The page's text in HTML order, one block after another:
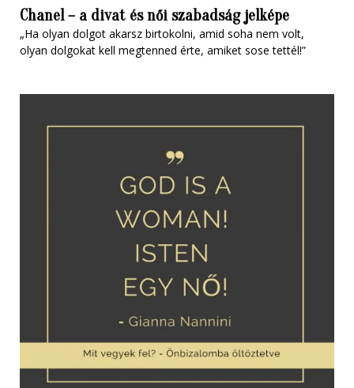
Chanel – a divat és női szabadság jelképe
„Ha olyan dolgot akarsz birtokolni, amid soha nem volt,
olyan dolgokat kell megtenned érte, amiket sose tettél!”